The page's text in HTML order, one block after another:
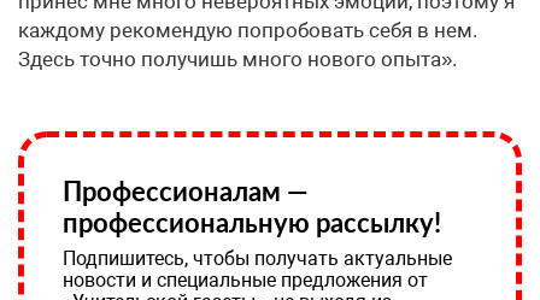
каждому рекомендую попробовать себя в нем.
Здесь точно получишь много нового опыта».
Профессионалам —
профессиональную рассылку!
Подпишитесь, чтобы получать актуальные
новости и специальные предложения от